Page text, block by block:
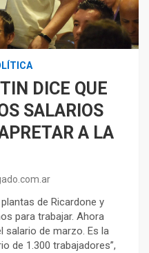
DICE QUE
SALARIOS
A LA
de Ricardone y
para trabajar. Ahora
salario de marzo. Es la
de 1.300 trabajadores”,